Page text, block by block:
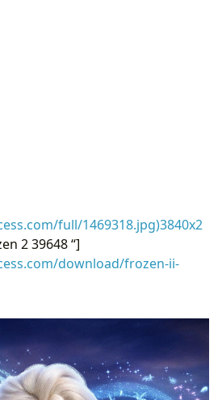
full/1469318.jpg)3840x2
2 39648 “]
download/frozen-ii-